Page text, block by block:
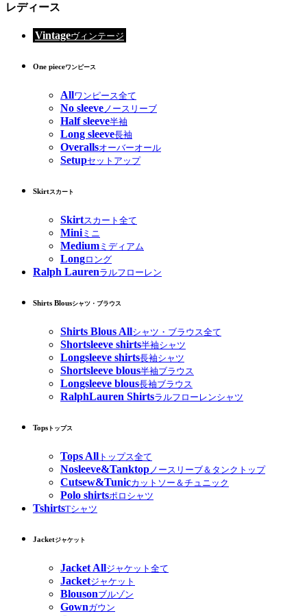
レディース
Vintageヴィンテージ
One pieceワンピース
Allワンピース全て
No sleeveノースリーブ
Half sleeve半袖
Long sleeve長袖
Overallsオーバーオール
Setupセットアップ
Skirtスカート
Skirtスカート全て
Miniミニ
Medium ミディアム
Longロング
Ralph Laurenラルフローレン
Shirts Blousシャツ・ブラウス
Shirts Blous Allシャツ・ブラウス全て
Shortsleeve shirts半袖シャツ
Longsleeve shirts長袖シャツ
Shortsleeve blous半袖ブラウス
Longsleeve blous長袖ブラウス
RalphLauren Shirtsラルフローレンシャツ
Tops トップス
Tops All トップス全て
Nosleeve&Tanktop ノースリーブ＆タンクトップ
Cutsew&Tunicカットソー＆チュニック
Polo shirtsポロシャツ
TshirtsTシャツ
Jacketジャケット
Jacket Allジャケット全て
Jacketジャケット
Blousonブルゾン
Gownガウン